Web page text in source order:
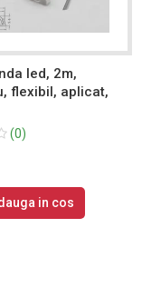
led, 2m,
flexibil, aplicat,
(0)
in cos